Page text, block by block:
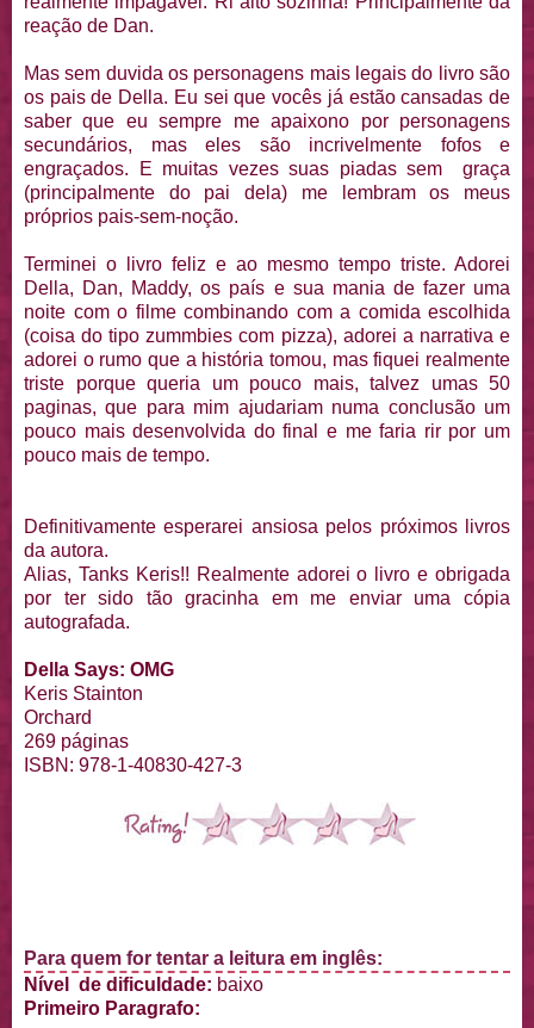
reação de Dan.
Mas sem duvida os personagens mais legais do livro são
os pais de Della. Eu sei que vocês já estão cansadas de
saber que eu sempre me apaixono por personagens
secundários, mas eles são incrivelmente fofos e
engraçados. E muitas vezes suas piadas sem graça
(principalmente do pai dela) me lembram os meus
próprios pais-sem-noção.
Terminei o livro feliz e ao mesmo tempo triste. Adorei
Della, Dan, Maddy, os país e sua mania de fazer uma
noite com o filme combinando com a comida escolhida
(coisa do tipo zummbies com pizza), adorei a narrativa e
adorei o rumo que a história tomou, mas fiquei realmente
triste porque queria um pouco mais, talvez umas 50
paginas, que para mim ajudariam numa conclusão um
pouco mais desenvolvida do final e me faria rir por um
pouco mais de tempo.
Definitivamente esperarei ansiosa pelos próximos livros
da autora.
Alias, Tanks Keris!! Realmente adorei o livro e obrigada
por ter sido tão gracinha em me enviar uma cópia
autografada.
Della Says: OMG
Keris Stainton
Orchard
269 páginas
ISBN: 978-1-40830-427-3
Para quem for tentar a leitura em inglês:
Nível de dificuldade: baixo
Primeiro Paragrafo: